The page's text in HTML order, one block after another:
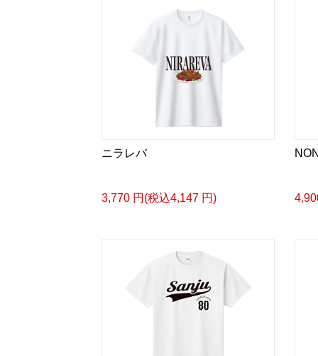
ニラレバ
3,770 円(税込4,147 円)